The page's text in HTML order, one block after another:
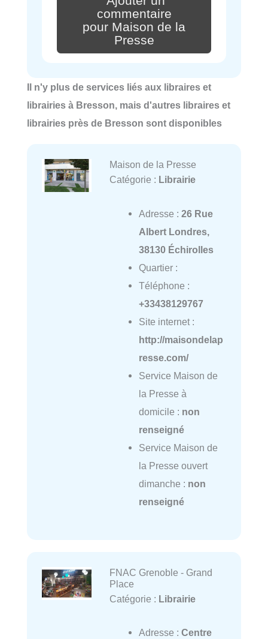
commentaire
pour Maison de la
Presse
Il n'y plus de services liés aux libraires et
librairies à Bresson, mais d'autres libraires et
librairies près de Bresson sont disponibles
Maison de la Presse
Catégorie : Librairie
Adresse : 26 Rue
Albert Londres,
38130 Échirolles
Quartier :
Téléphone :
+33438129767
Site internet :
http://maisondelap
resse.com/
Service Maison de
la Presse à
domicile : non
renseigné
Service Maison de
la Presse ouvert
dimanche : non
renseigné
FNAC Grenoble - Grand
Place
Catégorie : Librairie
Adresse : Centre